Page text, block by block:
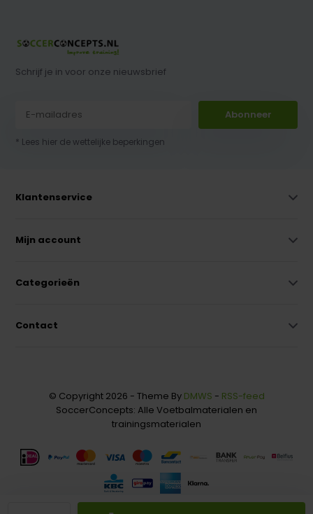
Schrijf je in voor onze nieuwsbrief
Abonneer
* Lees hier de wettelijke beperkingen
Klantenservice
Mijn account
Categorieën
Contact
© Copyright 2026 - Theme By DMWS - RSS-feed
SoccerConcepts: Alle Voetbalmaterialen en
trainingsmaterialen